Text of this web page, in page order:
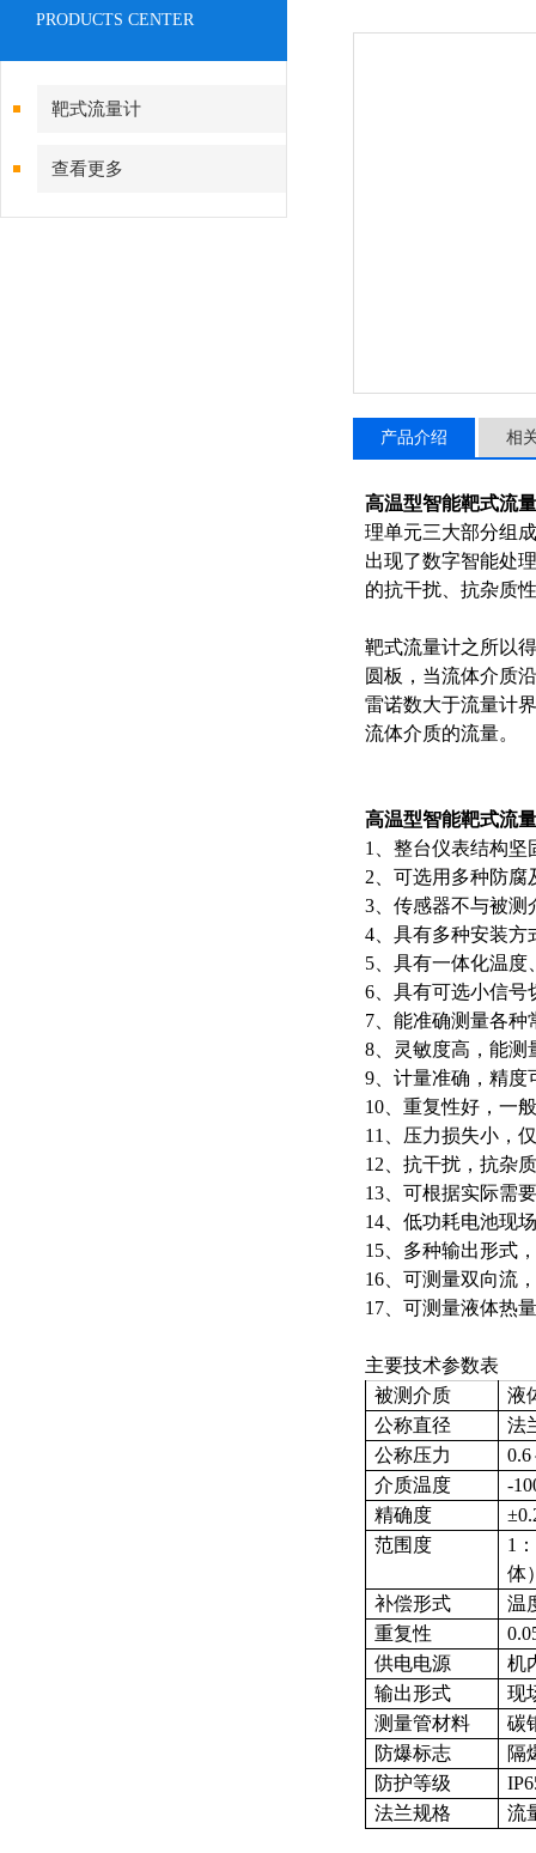
PRODUCTS CENTER
靶式流量计
查看更多
产品介绍 相
高温型智能靶式流
理单元三大部分组
出现了数字智能处
的抗干扰、抗杂质
靶式流量计之所以
圆板，当流体介质
雷诺数大于流量计
流体介质的流量。
高温型智能靶式流
1、整台仪表结构
2、可选用多种防
3、传感器不与被测
4、具有多种安装方
5、具有一体化温
6、具有可选小信号
7、能准确测量各种
8、灵敏度高，能测
9、计量准确，精度
10、重复性好，一
11、压力损失小，
12、抗干扰，抗杂
13、可根据实际需
14、低功耗电池现
15、多种输出形式
16、可测量双向流
17、可测量液体热
主要技术参数表
被测介质
液
公称直径
法
公称压力
0.6
介质温度
-
精确度
范围度
1
体
补偿形式
温
重复性
供电电源
机
输出形式
现
测量管材料
碳
防爆标志
隔
防护等级
法兰规格
流